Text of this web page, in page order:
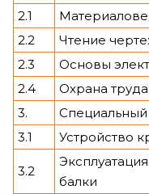
2.1
2.2
Чтение
2.3
Основы
2.4
Охрана труда
3.
Специальный
3.1
Устройство
3.2
балки